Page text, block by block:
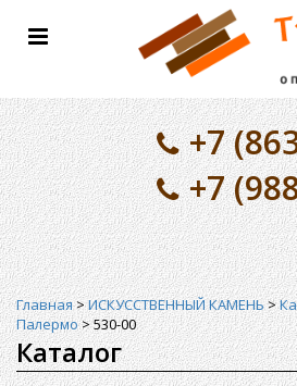
Toggle
+7
+7
Главная>ИСКУССТВЕННЫЙ КАМЕНЬ>
Палермо>530-00
Каталог